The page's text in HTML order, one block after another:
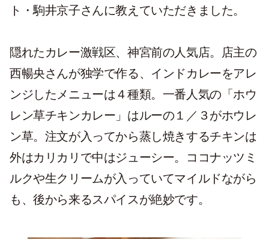
ト・駒井京子さんに教えていただきました。
隠れたカレー激戦区、神宮前の人気店。店主の
西暢央さんが独学で作る、インドカレーをアレ
ンジしたメニューは４種類。一番人気の「ホウ
レン草チキンカレー」はルーの１／３がホウレ
ン草。注文が入ってから蒸し焼きするチキンは
外はカリカリで中はジューシー。ココナッツミ
ルクや生クリームが入っていてマイルドながら
も、後から来るスパイスが絶妙です。